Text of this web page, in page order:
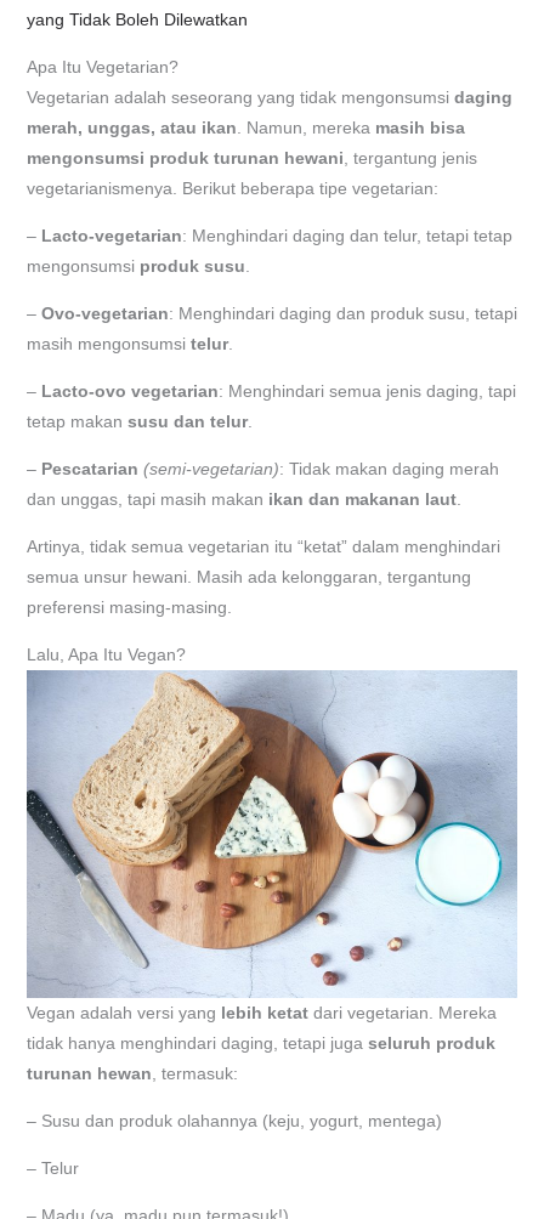
yang Tidak Boleh Dilewatkan
Apa Itu Vegetarian?
Vegetarian adalah seseorang yang tidak mengonsumsi daging
merah, unggas, atau ikan . Namun, mereka masih bisa
mengonsumsi produk turunan hewani , tergantung jenis
vegetarianismenya. Berikut beberapa tipe vegetarian:
– Lacto-vegetarian: Menghindari daging dan telur, tetapi tetap
mengonsumsi produk susu
– Ovo-vegetarian: Menghindari daging dan produk susu, tetapi
masih mengonsumsi telur.
– Lacto-ovo vegetarian: Menghindari semua jenis daging, tapi
tetap makan susu dan telur.
– Pescatarian (semi-vegetarian): Tidak makan daging merah
dan unggas, tapi masih makan ikan dan makanan laut.
Artinya, tidak semua vegetarian itu “ketat” dalam menghindari
semua unsur hewani. Masih ada kelonggaran, tergantung
preferensi masing-masing.
Lalu, Apa Itu Vegan?
Vegan adalah versi yang lebih ketatdari vegetarian. Mereka
tidak hanya menghindari daging, tetapi juga seluruh produk
turunan hewan , termasuk:
– Susu dan produk olahannya (keju, yogurt, mentega)
– Telur
– Madu (ya, madu pun termasuk!)